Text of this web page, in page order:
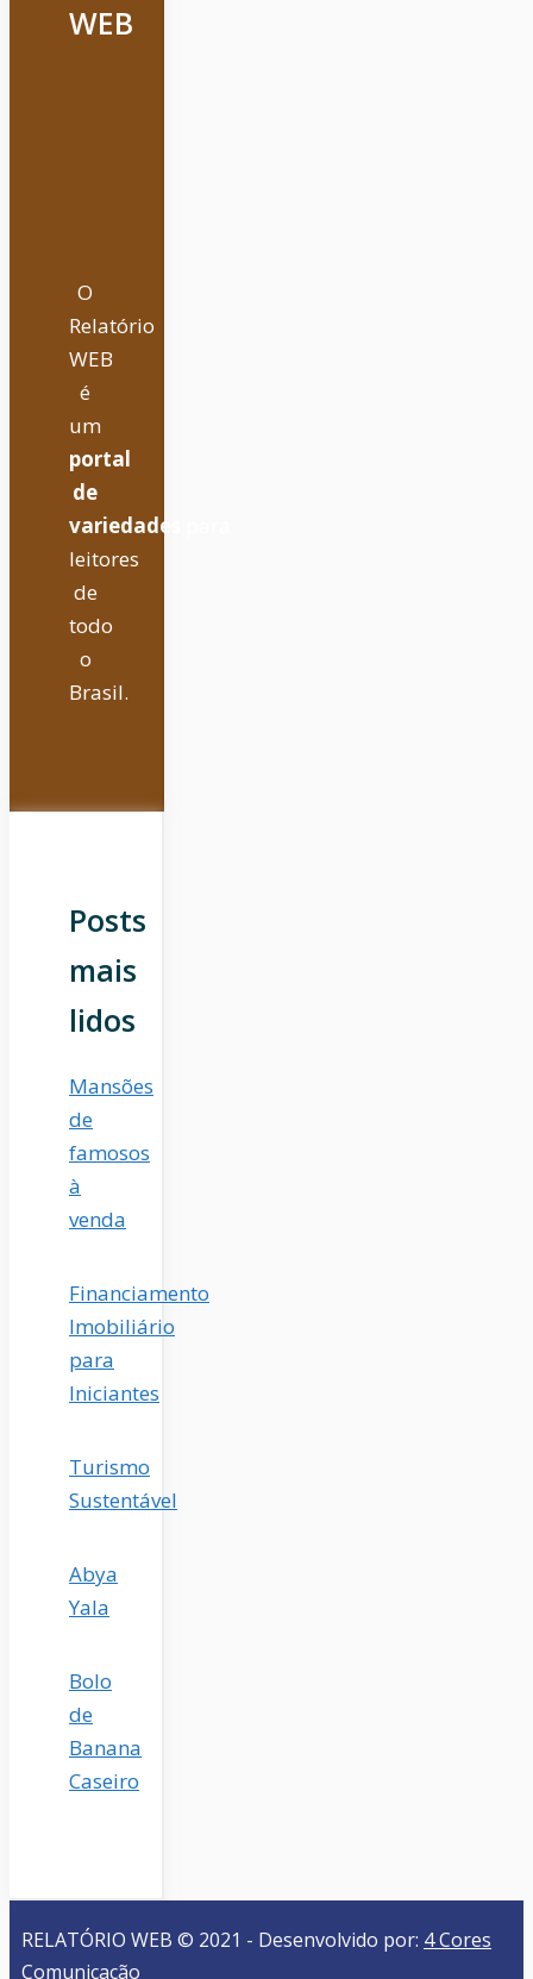
WEB
O
Relatório
WEB
é
um
portal
de
variedades
leitores
de
todo
o
Brasil.
Posts
mais
lidos
Mansões
de
famosos
à
venda
Financiamento
Imobiliário
para
Iniciantes
Turismo
Sustentável
Abya
Yala
Bolo
de
Banana
Caseiro
RELATÓRIO WEB © 2021 - Desenvolvido por: 4 Cores
Comunicação